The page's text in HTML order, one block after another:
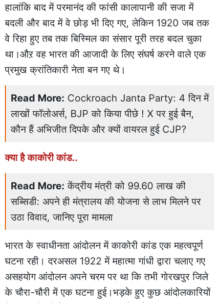
हालांकि बाद में परमानंद की फांसी कालापानी की सजा में
बदली और बाद में वे छोड़ भी दिए गए, लेकिन 1920 जब तक
वे रिहा हुए तब तक बिस्मिल का संसार पूरी तरह बदल चुका
था।औऱ वह भारत की आजादी के लिए संघर्ष करने वाले एक
प्रमुख क्रांतिकारी नेता बन गए थे।
Read More: Cockroach Janta Party: 4 दिन में
लाखों फॉलोअर्स, BJP को किया पीछे ! X पर हुई बैन,
कौन हैं अभिजीत दिपके और क्यों वायरल हुई CJP?
क्या है काकोरी कांड..
Read More: केंद्रीय मंत्री को 99.60 लाख की
सब्सिडी: अपने ही मंत्रालय की योजना से लाभ मिलने पर
उठा विवाद, जानिए पूरा मामला
भारत के स्वाधीनता आंदोलन में काकोरी कांड एक महत्वपूर्ण
घटना रही। दरअसल 1922 में महात्मा गांधी द्वारा चलाए गए
असहयोग आंदोलन अपने चरम पर था कि तभी गोरखपुर जिले
के चौरा-चौरी में एक घटना हुई।भड़के हुए कुछ आंदोलकारियों